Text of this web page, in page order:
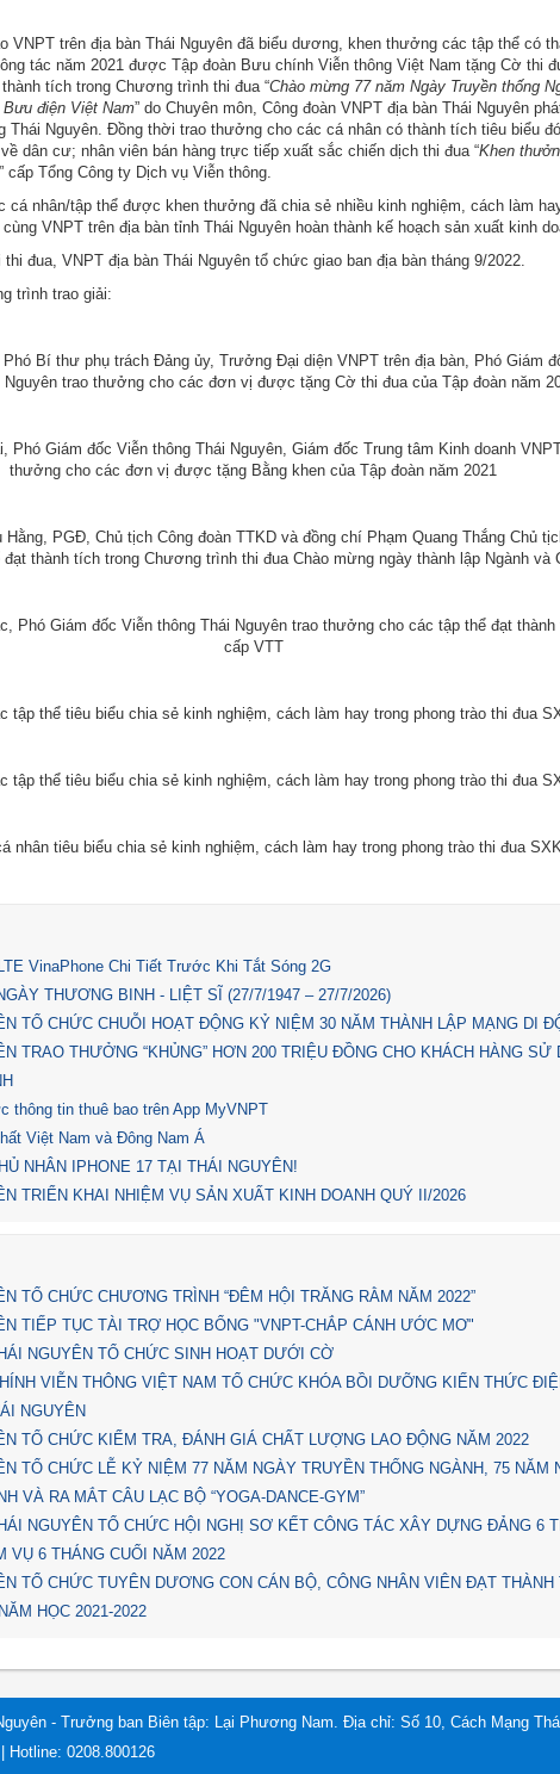
VNPT trên địa bàn Thái Nguyên đã biểu dương, khen thưởng các tập thể có
tác năm 2021 được Tập đoàn Bưu chính Viễn thông Việt Nam tặng Cờ thi
tích trong Chương trình thi đua “Chào mừng 77 năm Ngày Truyền thống
điện Việt Nam” do Chuyên môn, Công đoàn VNPT địa bàn Thái Nguyên
Thái Nguyên. Đồng thời trao thưởng cho các cá nhân có thành tích tiêu biểu
dân cư; nhân viên bán hàng trực tiếp xuất sắc chiến dịch thi đua “Khen
” cấp Tổng Công ty Dịch vụ Viễn thông.
cá nhân/tập thể được khen thưởng đã chia sẻ nhiều kinh nghiệm, cách làm
VNPT trên địa bàn tỉnh Thái Nguyên hoàn thành kế hoạch sản xuất kinh
đua, VNPT địa bàn Thái Nguyên tổ chức giao ban địa bàn tháng 9/2022.
trình trao giải:
Bí thư phụ trách Đảng ủy, Trưởng Đại diện VNPT trên địa bàn, Phó Giám
Nguyên trao thưởng cho các đơn vị được tặng Cờ thi đua của Tập đoàn năm
Phó Giám đốc Viễn thông Thái Nguyên, Giám đốc Trung tâm Kinh doanh
thưởng cho các đơn vị được tặng Bằng khen của Tập đoàn năm 2021
PGĐ, Chủ tịch Công đoàn TTKD và đồng chí Phạm Quang Thắng Chủ
thành tích trong Chương trình thi đua Chào mừng ngày thành lập Ngành và
Phó Giám đốc Viễn thông Thái Nguyên trao thưởng cho các tập thể đạt thành
cấp VTT
tập thể tiêu biểu chia sẻ kinh nghiệm, cách làm hay trong phong trào thi đua
tập thể tiêu biểu chia sẻ kinh nghiệm, cách làm hay trong phong trào thi đua
nhân tiêu biểu chia sẻ kinh nghiệm, cách làm hay trong phong trào thi đua
VinaPhone Chi Tiết Trước Khi Tắt Sóng 2G
THƯƠNG BINH - LIỆT SĨ (27/7/1947 – 27/7/2026)
TỔ CHỨC CHUỖI HOẠT ĐỘNG KỶ NIỆM 30 NĂM THÀNH LẬP MẠNG DI
TRAO THƯỞNG “KHỦNG” HƠN 200 TRIỆU ĐỒNG CHO KHÁCH HÀNG SỬ
thông tin thuê bao trên App MyVNPT
Việt Nam và Đông Nam Á
NHÂN IPHONE 17 TẠI THÁI NGUYÊN!
TRIỂN KHAI NHIỆM VỤ SẢN XUẤT KINH DOANH QUÝ II/2026
TỔ CHỨC CHƯƠNG TRÌNH “ĐÊM HỘI TRĂNG RẰM NĂM 2022”
TIẾP TỤC TÀI TRỢ HỌC BỔNG "VNPT-CHẮP CÁNH ƯỚC MƠ"
NGUYÊN TỔ CHỨC SINH HOẠT DƯỚI CỜ
VIỄN THÔNG VIỆT NAM TỔ CHỨC KHÓA BỒI DƯỠNG KIẾN THỨC
NGUYÊN
TỔ CHỨC KIỂM TRA, ĐÁNH GIÁ CHẤT LƯỢNG LAO ĐỘNG NĂM 2022
TỔ CHỨC LỄ KỶ NIỆM 77 NĂM NGÀY TRUYỀN THỐNG NGÀNH, 75 NĂM
VÀ RA MẮT CÂU LẠC BỘ “YOGA-DANCE-GYM”
NGUYÊN TỔ CHỨC HỘI NGHỊ SƠ KẾT CÔNG TÁC XÂY DỰNG ĐẢNG 6
VỤ 6 THÁNG CUỐI NĂM 2022
TỔ CHỨC TUYÊN DƯƠNG CON CÁN BỘ, CÔNG NHÂN VIÊN ĐẠT THÀNH
HỌC 2021-2022
- Trưởng ban Biên tập: Lại Phương Nam. Địa chỉ: Số 10, Cách Mạng
Hotline: 0208.800126